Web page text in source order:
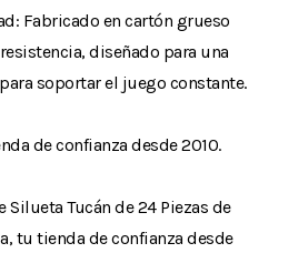
Fabricado en cartón grueso
diseñado para una
soportar el juego constante.
de confianza desde 2010.
Silueta Tucán de 24 Piezas de
tu tienda de confianza desde